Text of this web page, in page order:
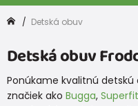
Detská obuv
Detská obuv
Ponúkame kvalitnú
značiek ako Bugga, Superfit